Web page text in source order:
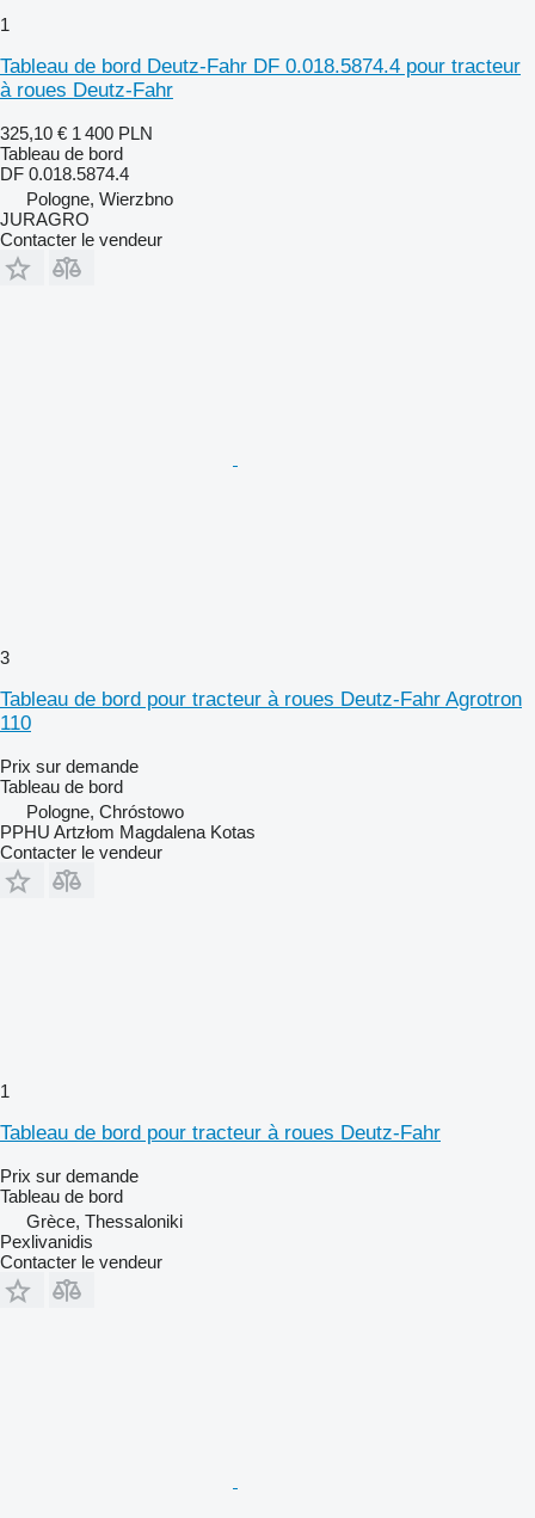
1
Tableau de bord Deutz-Fahr DF 0.018.5874.4 pour tracteur
à roues Deutz-Fahr
325,10 € 1 400 PLN
Tableau de bord
DF 0.018.5874.4
Pologne, Wierzbno
JURAGRO
Contacter le vendeur
3
Tableau de bord pour tracteur à roues Deutz-Fahr Agrotron
110
Prix sur demande
Tableau de bord
Pologne, Chróstowo
PPHU Artzłom Magdalena Kotas
Contacter le vendeur
1
Tableau de bord pour tracteur à roues Deutz-Fahr
Prix sur demande
Tableau de bord
Grèce, Thessaloniki
Pexlivanidis
Contacter le vendeur